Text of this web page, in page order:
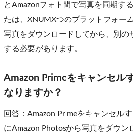
とAmazonフォト間で写真を同期す
たは、XNUMXつのプラットフォー
写真をダウンロードしてから、別の
する必要があります。
Amazon Primeをキャンセル
なりますか？
回答：Amazon Primeをキャンセル
にAmazon Photosから写真をダウン